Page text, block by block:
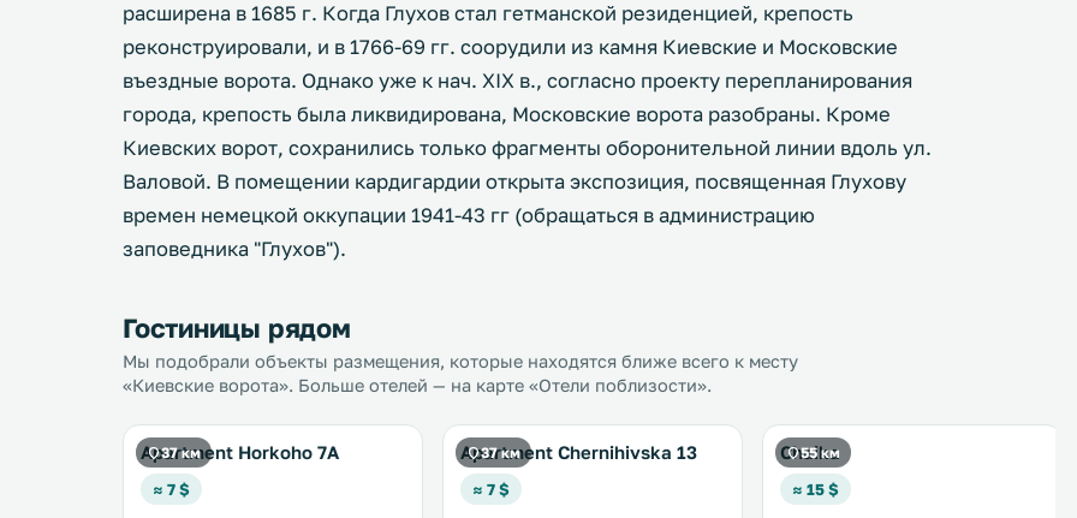
расширена в 1685 г. Когда Глухов стал гетманской резиденцией, крепость
реконструировали, и в 1766-69 гг. соорудили из камня Киевские и Московские
въездные ворота. Однако уже к нач. XIX в., согласно проекту перепланирования
города, крепость была ликвидирована, Московские ворота разобраны. Кроме
Киевских ворот, сохранились только фрагменты оборонительной линии вдоль ул.
Валовой. В помещении кардигардии открыта экспозиция, посвященная Глухову
времен немецкой оккупации 1941-43 гг (обращаться в администрацию
заповедника "Глухов").
Гостиницы рядом
Мы подобрали объекты размещения, которые находятся ближе всего к месту
«Киевские ворота». Больше отелей — на карте «Отели поблизости».
37 км
Apartment Horkoho 7A
≈ 7 $
37 км
Apartment Chernihivska 13
≈ 7 $
55 км
Chaika
≈ 15 $